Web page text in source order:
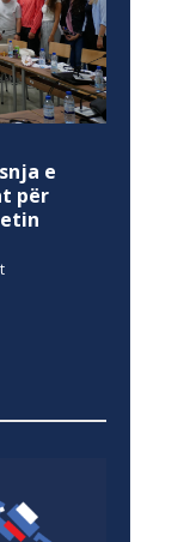
e
për